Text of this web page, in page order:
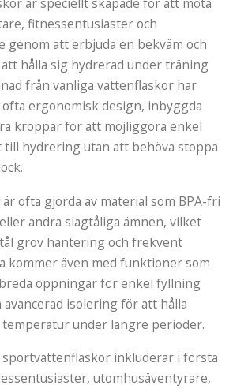
fitnessentusiaster och
genom att erbjuda en bekväm och
hålla sig hydrerad under träning
från vanliga vattenflaskor har
ergonomisk design, inbyggda
kroppar för att möjliggöra enkel
till hydrering utan att behöva stoppa
ofta gjorda av material som BPA-fri
andra slagtåliga ämnen, vilket
grov hantering och frekvent
kommer även med funktioner som
öppningar för enkel fyllning
isolering för att hålla
under längre perioder.
inkluderar i första
utomhusäventyrare,